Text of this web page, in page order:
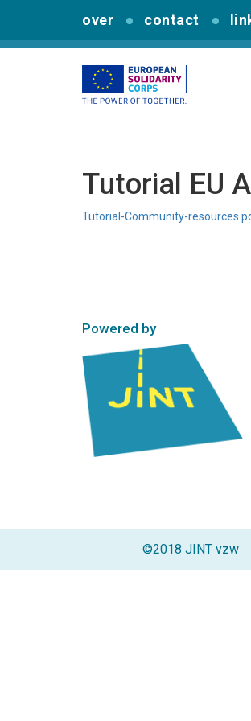
over contact
Tutorial EU
Tutorial-Community-
Powered by
©2018 JINT vzw